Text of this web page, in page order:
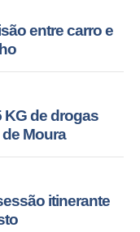
entre carro e
KG de drogas
Moura
itinerante